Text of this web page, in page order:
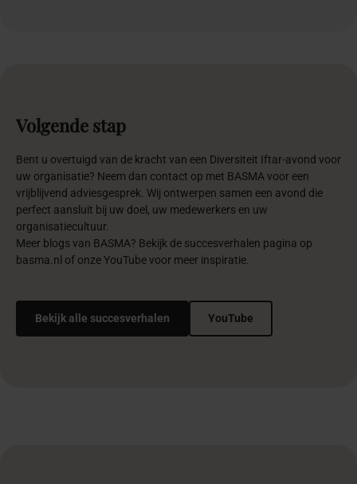
Volgende stap
Bent u overtuigd van de kracht van een Diversiteit Iftar-avond voor
uw organisatie? Neem dan contact op met BASMA voor een
vrijblijvend adviesgesprek. Wij ontwerpen samen een avond die
perfect aansluit bij uw doel, uw medewerkers en uw
organisatiecultuur.
Meer blogs van BASMA? Bekijk de succesverhalen pagina op
basma.nl of onze YouTube voor meer inspiratie.
Bekijk alle succesverhalen YouTube